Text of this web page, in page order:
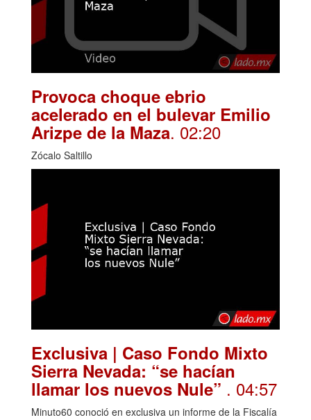
Provoca choque ebrio
acelerado en el bulevar Emilio
Arizpe de la Maza. 02:20
Zócalo Saltillo
Exclusiva | Caso Fondo Mixto
Sierra Nevada: “se hacían
llamar los nuevos Nule” . 04:57
Minuto60 conoció en exclusiva un informe de la Fiscalía